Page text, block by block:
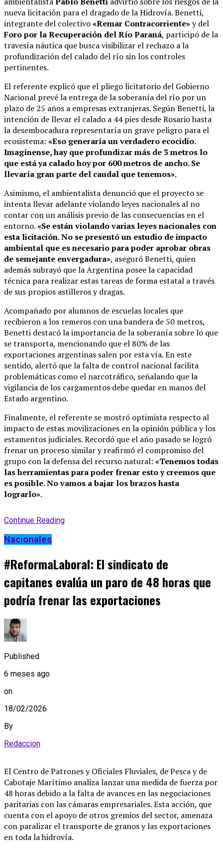
nueva licitación para el dragado de la Hidrovía.Benetti,
integrante del colectivo«Remar Contracorriente»y del
Foro por la Recuperación del Río Paraná, participó de la
travesía náutica que busca visibilizar el rechazo a la
profundización del calado del río sin los controles
pertinentes.
El referente explicó que el pliego licitatorio del Gobierno
Nacional prevé la entrega de la soberanía del río por un
plazo de 25 años a empresas extranjeras. Según Benetti, la
intención de llevar el calado a 44 pies desde Rosario hasta
la desembocadura representaría un grave peligro para el
ecosistema: «Eso generaría un verdadero ecocidio.
Imagínense, hay que profundizar más de 3 metros lo
que está ya calado hoy por 600 metros de ancho. Se
llevaría gran parte del caudal que tenemos».
Asimismo, el ambientalista denunció que el proyecto se
intenta llevar adelante violando leyes nacionales al no
contar con un análisis previo de las consecuencias en el
entorno.«Se están violando varias leyes nacionales con
esta licitación. No se presentó un estudio de impacto
ambiental que es necesario para poder aprobar obras
de semejante envergadura», aseguró Benetti, quien
además subrayó que la Argentina posee la capacidad
técnica para realizar estas tareas de forma estatal a través
de sus propios astilleros y dragas.
Acompañado por alumnos de escuelas locales que
recibieron a los remeros con una bandera de 50 metros,
Benetti destacó la importancia de la soberanía sobre lo que
se transporta, mencionando que el 80% de las
exportaciones argentinas salen por esta vía.En este
sentido, alertó que la falta de control nacional facilita
problemáticas como el narcotráfico, señalando que la
vigilancia de los cargamentos debe quedar en manos del
Estado argentino.
Finalmente, el referente se mostró optimista respecto al
impacto de estas movilizaciones en la opinión pública y los
estamentos judiciales.Recordó que el año pasado se logró
frenar un proceso similar y reafirmó el compromiso del
grupo con la defensa del recurso natural: «Tenemos todas
las herramientas para poder frenar esto y creemos que
es posible. No vamos a bajar los brazos hasta
lograrlo».
Continue Reading
Nacionales
#ReformaLaboral: El sindicato de
capitanes evalúa un paro de 48 horas que
podría frenar las exportaciones
Published
6 meses ago
on
18/02/2026
By
Redaccion
El Centro de Patrones y Oficiales Fluviales, de Pesca y de
Cabotaje Marítimo analiza lanzar una medida de fuerza por
48 horas debido a la falta de avances en las negociaciones
paritarias con las cámaras empresariales.Esta acción, que
cuenta con el apoyo de otros gremios del sector, amenaza
con paralizar el transporte de granos y las exportaciones
en toda la hidrovía.